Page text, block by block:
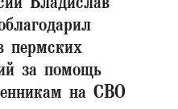
пермских
за помощь
на СВО